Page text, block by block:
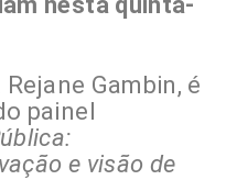
Gambin, é
painel
e visão de